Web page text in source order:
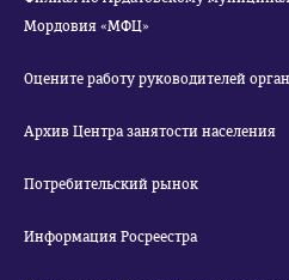
Мордовия «МФЦ»
Оцените работу руководителей
Архив Центра занятости населения
Потребительский рынок
Информация Росреестра